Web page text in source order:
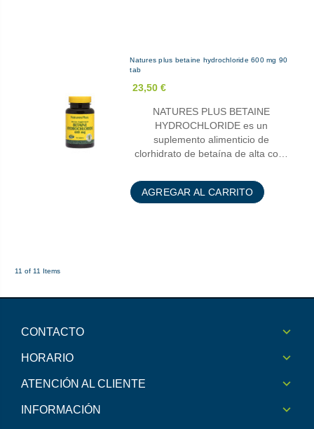
Natures plus betaine hydrochloride 600 mg 90
tab
23,50 €
NATURES PLUS BETAINE
HYDROCHLORIDE es un
suplemento alimenticio de
clorhidrato de betaína de alta co…
AGREGAR AL CARRITO
11 of 11 Items
CONTACTO
HORARIO
ATENCIÓN AL CLIENTE
INFORMACIÓN